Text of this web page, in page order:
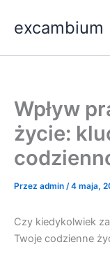
excambium
Wpływ
życie:
Przez admin /4 maja,
Czy kiedykolwiek
Twoje codzienne